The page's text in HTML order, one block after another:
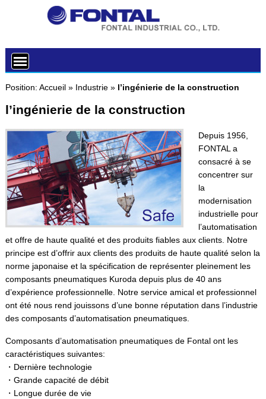
Position:Accueil » Industrie » l’ingénierie de la construction
l’ingénierie de la construction
Depuis 1956,
FONTAL a
consacré à se
concentrer sur
la
modernisation
industrielle pour
l’automatisation
et offre de haute qualité et des produits fiables aux clients. Notre
principe est d’offrir aux clients des produits de haute qualité selon la
norme japonaise et la spécification de représenter pleinement les
composants pneumatiques Kuroda depuis plus de 40 ans
d’expérience professionnelle. Notre service amical et professionnel
ont été nous rend jouissons d’une bonne réputation dans l’industrie
des composants d’automatisation pneumatiques.
Composants d’automatisation pneumatiques de Fontal ont les
caractéristiques suivantes:
・Dernière technologie
・Grande capacité de débit
・Longue durée de vie